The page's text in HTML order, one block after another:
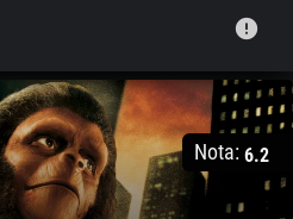
error
Nota: 6.2